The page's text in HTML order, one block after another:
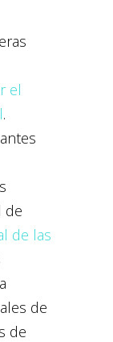
el
.
de
de las
de
de